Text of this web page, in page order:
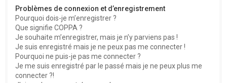
Problèmes de connexion et d’enregistrement
Pourquoi dois-je m’enregistrer ?
Que signifie COPPA ?
Je souhaite m’enregistrer, mais je n’y parviens pas !
Je suis enregistré mais je ne peux pas me connecter !
Pourquoi ne puis-je pas me connecter ?
Je me suis enregistré par le passé mais je ne peux plus me
connecter ?!